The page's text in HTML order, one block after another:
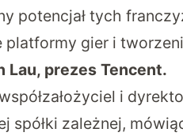
potencjał tych
platformy gier i
prezes Tencent.
i
spółki zależnej,